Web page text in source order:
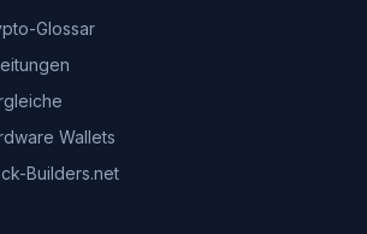
Glossar
Wallets
Builders.net